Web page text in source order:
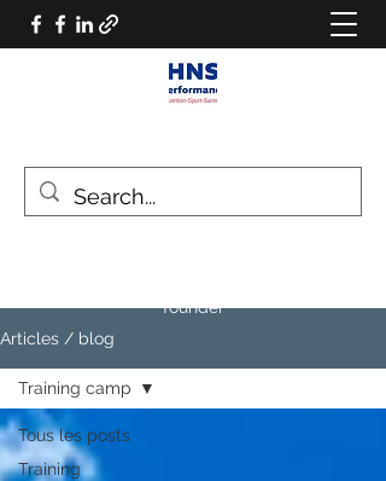
founder
Articles / blog
Tous les posts
Training
Training camp